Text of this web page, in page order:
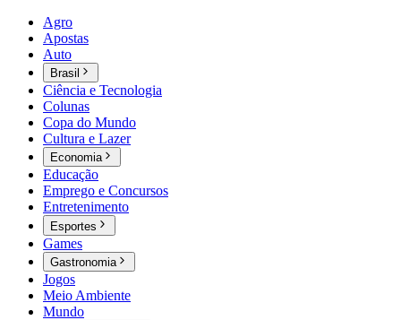
Agro
Apostas
Auto
Brasil
Ciência e Tecnologia
Colunas
Copa do Mundo
Cultura e Lazer
Economia
Educação
Emprego e Concursos
Entretenimento
Esportes
Games
Gastronomia
Jogos
Meio Ambiente
Mundo